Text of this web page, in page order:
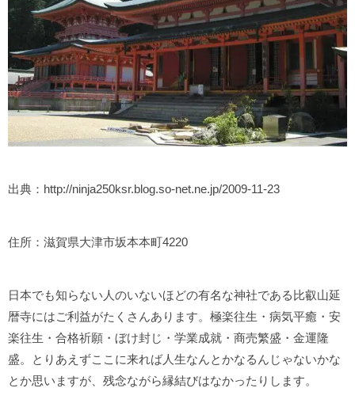
出典：http://ninja250ksr.blog.so-net.ne.jp/2009-11-23
住所：滋賀県大津市坂本本町4220
日本でも知らない人のいないほどの有名な神社である比叡山延
暦寺にはご利益がたくさんあります。極楽往生・病気平癒・安
楽往生・合格祈願・ぼけ封じ・学業成就・商売繁盛・金運隆
盛。とりあえずここに来れば人生なんとかなるんじゃないかな
とか思いますが、残念ながら縁結びはなかったりします。